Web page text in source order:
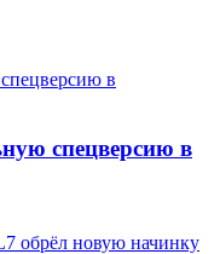
спецверсию в